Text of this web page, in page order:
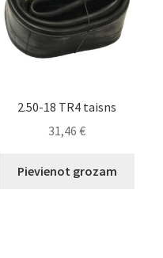
2.50-18 TR4 taisns
31,46€
Pievienot grozam